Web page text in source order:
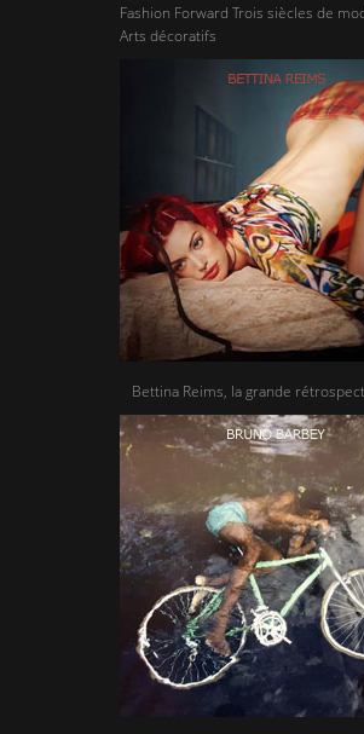
Fashion Forward Trois siècles de
Arts décoratifs
Bettina Reims, la grande